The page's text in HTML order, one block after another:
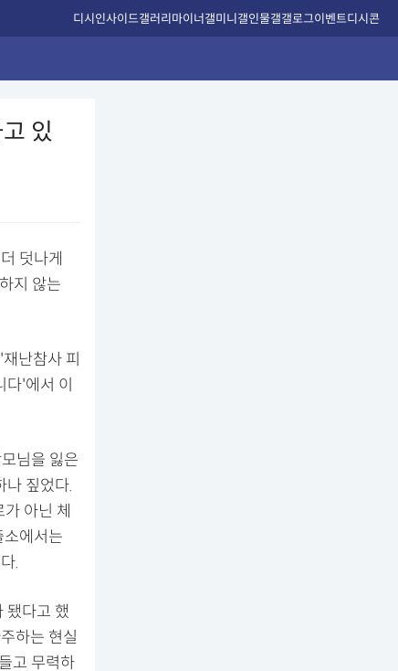
디시인사이드갤러리마이너갤미니갤인물갤갤로그이벤트디시콘
있
덧나게
지 않는
난참사 피
'에서 이
님을 잃은
나 짚었다.
아닌 체
에서는
.
됐다고 했
하는 현실
고 무력하